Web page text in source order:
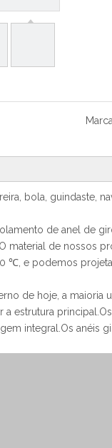
bola, guindaste,
de anel de
material de nossos
℃, e podemos
de hoje, a
estrutura
integral.Os anéis